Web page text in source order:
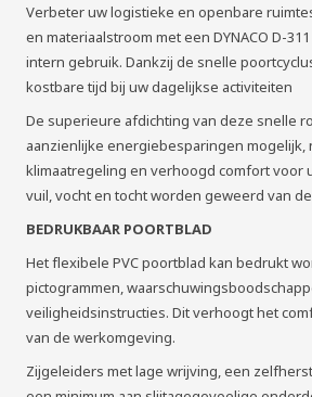
Verbeter uw logistieke en openbare
en materiaalstroom met een DYNACO D-
intern gebruik. Dankzij de snelle
kostbare tijd bij uw dagelijkse activiteiten
De superieure afdichting van deze snelle
aanzienlijke energiebesparingen mogelijk,
klimaatregeling en verhoogd comfort voor
vuil, vocht en tocht worden geweerd van
BEDRUKBAAR POORTBLAD
Het flexibele PVC poortblad kan bedrukt
pictogrammen,
veiligheidsinstructies. Dit verhoogt het
van de werkomgeving.
Zijgeleiders met lage wrijving, een